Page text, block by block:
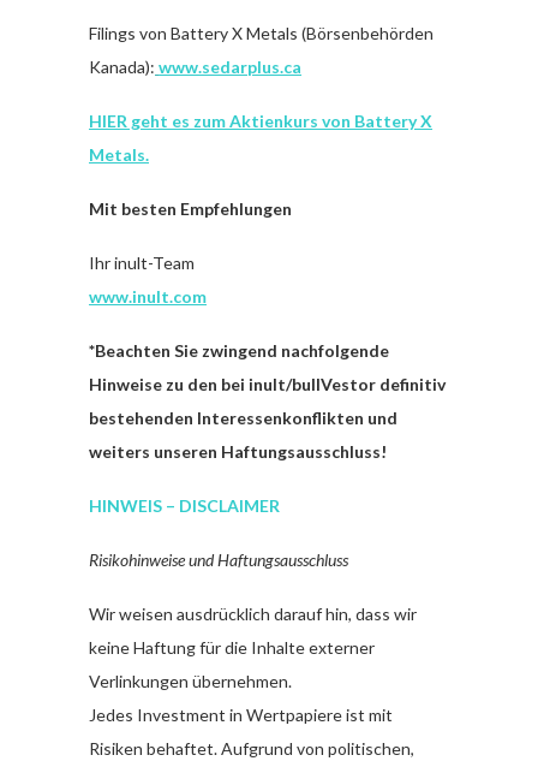
Filings von Battery X Metals (Börsenbehörden
Kanada): www.sedarplus.ca
HIER geht es zum Aktienkurs von Battery X
Metals.
Mit besten Empfehlungen
Ihr inult-Team
www.inult.com
*Beachten Sie zwingend nachfolgende
Hinweise zu den bei inult/bullVestor definitiv
bestehenden Interessenkonflikten und
weiters unseren Haftungsausschluss!
HINWEIS – DISCLAIMER
Risikohinweise und Haftungsausschluss
Wir weisen ausdrücklich darauf hin, dass wir
keine Haftung für die Inhalte externer
Verlinkungen übernehmen.
Jedes Investment in Wertpapiere ist mit
Risiken behaftet. Aufgrund von politischen,